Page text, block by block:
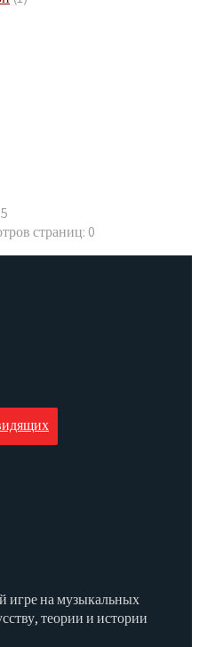
страниц: 0
игре на музыкальных
теории и истории